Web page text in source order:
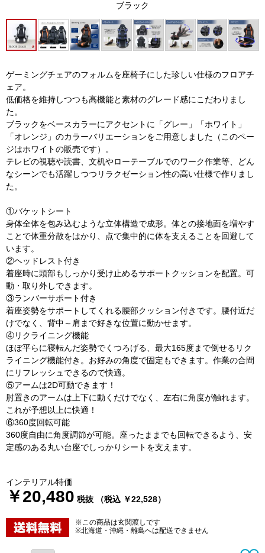
ブラック
ゲーミングチェアのフォルムを座椅子にした珍しい仕様のフロアチ
ェア。
低価格を維持しつつも高機能と素材のグレード感にこだわりまし
た。
ブラックをベースカラーにアクセントに「グレー」「ホワイト」
「オレンジ」のカラーバリエーションをご用意しました（このペー
ジはホワイトの販売です）。
テレビの視聴や読書、文机やローテーブルでのワーク作業等、どん
なシーンでも活躍しつつリラクゼーション性の高い仕様で作りまし
た。
①バケットシート
身体全体を包み込むような立体構造で成形。体との接地面を増やす
ことで体重分散をはかり、点で集中的に体を支えることを回避して
います。
②ヘッドレスト付き
着座時に頭部もしっかり受け止めるサポートクッションを配置。可
動・取り外しできます。
③ランバーサポート付き
着座姿勢をサポートしてくれる腰部クッション付きです。腰付近だ
けでなく、背中～肩まで好きな位置に動かせます。
④リクライニング機能
ほぼ平らに寝転んだ姿勢でくつろげる、最大165度まで倒せるリク
ライニング機能付き。お好みの角度で固定もできます。作業の合間
にリフレッシュできるので快適。
⑤アームは2D可動できます！
肘置きのアームは上下に動くだけでなく、左右に角度が触れます。
これが予想以上に快適！
⑥360度回転可能
360度自由に角度調節が可能。座ったままでも回転できるよう、安
定感のある丸い台座でしっかりシートを支えます。
インテリアル特価
￥20,480 税抜 （税込 ￥22,528）
※この商品は玄関渡しです
※北海道・沖縄・離島へは配送できません